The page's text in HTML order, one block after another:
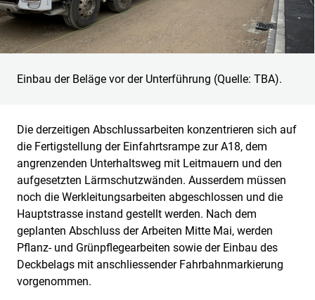
Einbau der Beläge vor der Unterführung (Quelle: TBA).
Die derzeitigen Abschlussarbeiten konzentrieren sich auf
die Fertigstellung der Einfahrtsrampe zur A18, dem
angrenzenden Unterhaltsweg mit Leitmauern und den
aufgesetzten Lärmschutzwänden. Ausserdem müssen
noch die Werkleitungsarbeiten abgeschlossen und die
Hauptstrasse instand gestellt werden. Nach dem
geplanten Abschluss der Arbeiten Mitte Mai, werden
Pflanz- und Grünpflegearbeiten sowie der Einbau des
Deckbelags mit anschliessender Fahrbahnmarkierung
vorgenommen.